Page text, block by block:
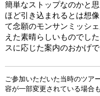
簡単なストップなのかと
ほど引き込まれるとは想
て念願のモンサンミッシ
えた素晴らしいものでし
スに応じた案内のおかげで
ご参加いただいた当時のツア
容が一部変更されている場合